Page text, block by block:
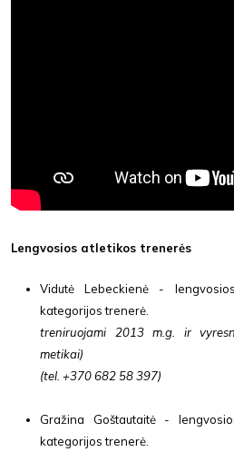
Lengvosios atletikos trenerės
Vidutė Lebeckienė -
kategorijos trenerė.
treniruojami 2013 m.g. ir
metikai)
(tel. +370 682 58 397)
Gražina Goštautaitė -
kategorijos trenerė.